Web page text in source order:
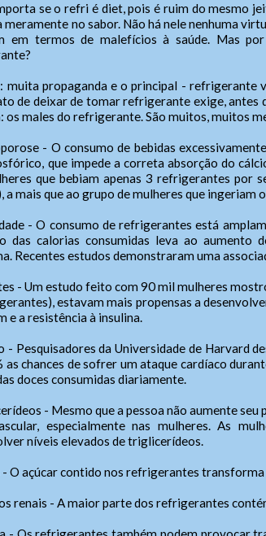
se o refri é diet, pois é ruim do mesmo
meramente no sabor. Não há nele nenhuma
em termos de malefícios à saúde. Mas
muita propaganda e o principal - refrigerante
de deixar de tomar refrigerante exige,
os males do refrigerante. São muitos, muitos
- O consumo de bebidas
que impede a correta absorção do
que bebiam apenas 3 refrigerantes por
a mais que ao grupo de mulheres que ingeriam
- O consumo de refrigerantes está
das calorias consumidas leva ao aumento
Recentes estudos demonstraram uma
- Um estudo feito com 90 mil mulheres
estavam mais propensas a
e a resistência à insulina.
- Pesquisadores da Universidade de Harvard
as chances de sofrer um ataque cardíaco
doces consumidas diariamente.
- Mesmo que a pessoa não aumente
especialmente nas mulheres. As
níveis elevados de triglicerídeos.
- O açúcar contido nos refrigerantes
renais - A maior parte dos refrigerantes
Acessibilidade
Tamanho da fonte:
Letra A > Fonte tamanho normal.
Letra A+ > Aumenta o tamanho
Layout
Para alterar a cor do layout de
.
Usuário
Senha
Digite apenas
Usuário
Senha
Endereço:
Nome do Atendente:
Telefone: (xx) xxxx-xxxx
whatsApp: (xx) xxxxx-xxxxx
e-Mail:
Das xxh às xxh e das xxh às
Endereço
Endereço de atendimento
Contatos
Tel: (xx) 0000-0000,
Celular/WhatsApp (xx) 00000-
Nome do Atendente/Ouvidor
Expediente:
Das 8h às 11h, das 14h às 18h.
De segunda-feira a sexta-feira.
Duis non laoreet eros.
sagittis elit sodales. Sed
amet purus et tellus consectetur